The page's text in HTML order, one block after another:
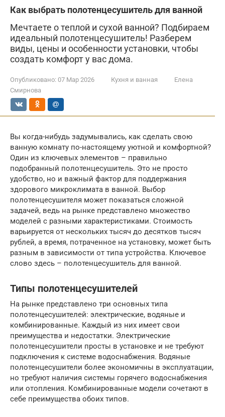
Как выбрать полотенцесушитель для ванной
Мечтаете о теплой и сухой ванной? Подбираем
идеальный полотенцесушитель! Разберем
виды, цены и особенности установки, чтобы
создать комфорт у вас дома.
Опубликовано: 07 Мар 2026 Кухня и ванная
Елена
Смирнова
Вы когда-нибудь задумывались, как сделать свою
ванную комнату по-настоящему уютной и комфортной?
Один из ключевых элементов – правильно
подобранный полотенцесушитель. Это не просто
удобство, но и важный фактор для поддержания
здорового микроклимата в ванной. Выбор
полотенцесушителя может показаться сложной
задачей, ведь на рынке представлено множество
моделей с разными характеристиками. Стоимость
варьируется от нескольких тысяч до десятков тысяч
рублей, а время, потраченное на установку, может быть
разным в зависимости от типа устройства. Ключевое
слово здесь – полотенцесушитель для ванной.
Типы полотенцесушителей
На рынке представлено три основных типа
полотенцесушителей: электрические, водяные и
комбинированные. Каждый из них имеет свои
преимущества и недостатки. Электрические
полотенцесушители просты в установке и не требуют
подключения к системе водоснабжения. Водяные
полотенцесушители более экономичны в эксплуатации,
но требуют наличия системы горячего водоснабжения
или отопления. Комбинированные модели сочетают в
себе преимущества обоих типов.